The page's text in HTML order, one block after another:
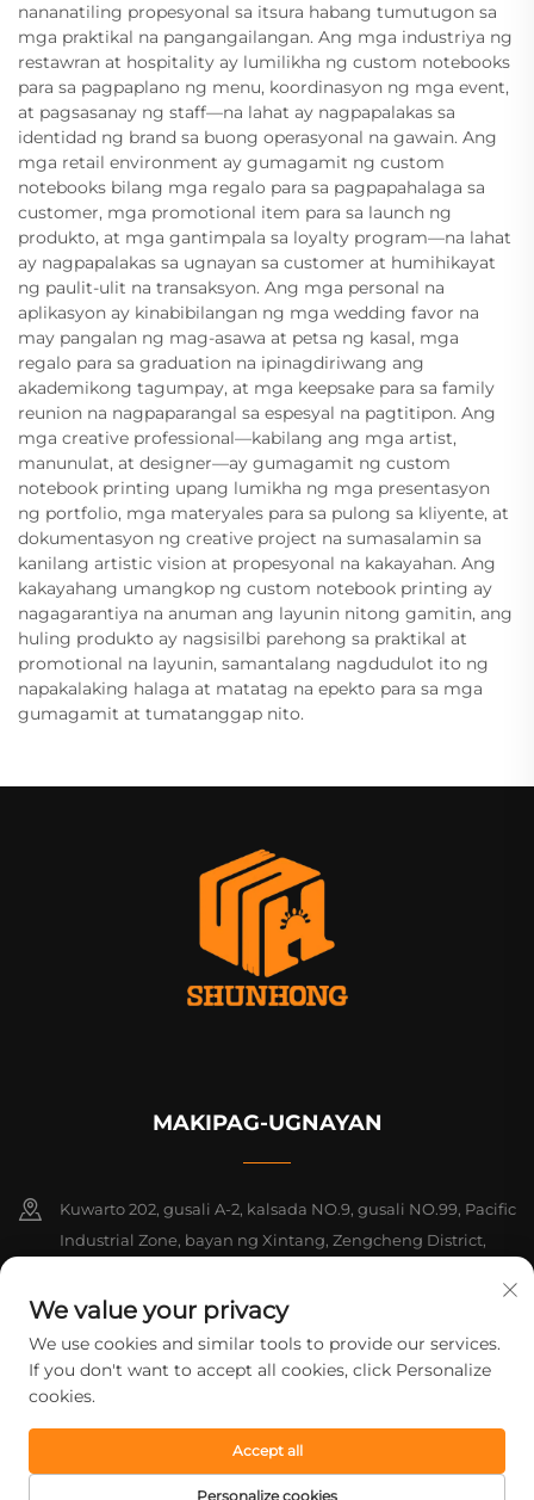
nananatiling propesyonal sa itsura habang tumutugon sa
mga praktikal na pangangailangan. Ang mga industriya ng
restawran at hospitality ay lumilikha ng custom notebooks
para sa pagpaplano ng menu, koordinasyon ng mga event,
at pagsasanay ng staff—na lahat ay nagpapalakas sa
identidad ng brand sa buong operasyonal na gawain. Ang
mga retail environment ay gumagamit ng custom
notebooks bilang mga regalo para sa pagpapahalaga sa
customer, mga promotional item para sa launch ng
produkto, at mga gantimpala sa loyalty program—na lahat
ay nagpapalakas sa ugnayan sa customer at humihikayat
ng paulit-ulit na transaksyon. Ang mga personal na
aplikasyon ay kinabibilangan ng mga wedding favor na
may pangalan ng mag-asawa at petsa ng kasal, mga
regalo para sa graduation na ipinagdiriwang ang
akademikong tagumpay, at mga keepsake para sa family
reunion na nagpaparangal sa espesyal na pagtitipon. Ang
mga creative professional—kabilang ang mga artist,
manunulat, at designer—ay gumagamit ng custom
notebook printing upang lumikha ng mga presentasyon
ng portfolio, mga materyales para sa pulong sa kliyente, at
dokumentasyon ng creative project na sumasalamin sa
kanilang artistic vision at propesyonal na kakayahan. Ang
kakayahang umangkop ng custom notebook printing ay
nagagarantiya na anuman ang layunin nitong gamitin, ang
huling produkto ay nagsisilbi parehong sa praktikal at
promotional na layunin, samantalang nagdudulot ito ng
napakalaking halaga at matatag na epekto para sa mga
gumagamit at tumatanggap nito.
MAKIPAG-UGNAYAN
Kuwarto 202, gusali A-2, kalsada NO.9, gusali NO.99, Pacific
Industrial Zone, bayan ng Xintang, Zengcheng District,
+86-18925142858
[email protected]
Copyright © 2026 Guangzhou Shunhong Printing Co., Ltd. Lahat ng
karapatan ay nakareserba. Patakaran sa Pagkapribado
We value your privacy
We use cookies and similar tools to provide our services.
If you don't want to accept all cookies, click Personalize
cookies.
Personalize cookies
Accept all